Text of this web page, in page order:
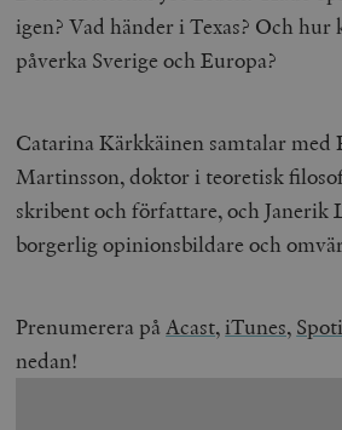
igen? Vad händer i Texas? Och hur
påverka Sverige och Europa?
Catarina Kärkkäinen samtalar med
Martinsson, doktor i teoretisk
skribent och författare, ochJanerik
borgerlig opinionsbildare och
Prenumerera påAcast,iTunes,
nedan!